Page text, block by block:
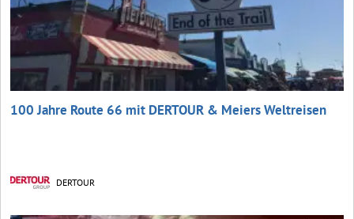
100 Jahre Route 66 mit DERTOUR & Meiers Weltreisen
DERTOUR